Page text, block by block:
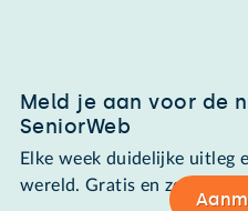
Meld je aan voor de
SeniorWeb
Elke week duidelijke uitleg
wereld. Gratis en zomaar in